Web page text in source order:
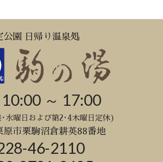
公園 日帰り温泉処
10:00 ～ 17:00
水曜日および第2･4木曜日定休)
原市栗駒沼倉耕英88番地
46-2110